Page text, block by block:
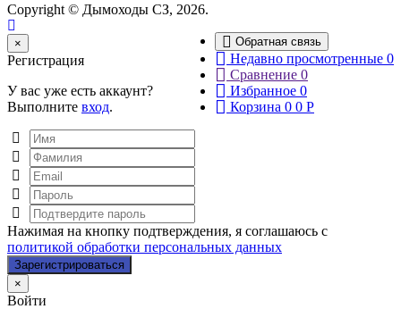
Copyright © Дымоходы СЗ, 2026.
Обратная связь
Недавно просмотренные 0
Сравнение 0
Избранное 0
Корзина 0 0 Р
×
Регистрация
У вас уже есть аккаунт?
Выполните вход.
Нажимая на кнопку подтверждения, я соглашаюсь с
политикой обработки персональных данных
×
Войти